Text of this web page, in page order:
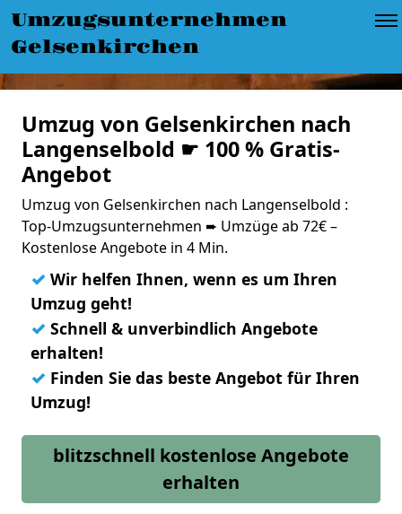
Umzugsunternehmen
Gelsenkirchen
Umzug von Gelsenkirchen nach
Langenselbold ☛ 100 % Gratis-
Angebot
Umzug von Gelsenkirchen nach Langenselbold :
Top-Umzugsunternehmen ➨ Umzüge ab 72€ –
Kostenlose Angebote in 4 Min.
✓ Wir helfen Ihnen, wenn es um Ihren
Umzug geht!
✓ Schnell & unverbindlich Angebote
erhalten!
✓ Finden Sie das beste Angebot für Ihren
Umzug!
blitzschnell kostenlose Angebote
erhalten